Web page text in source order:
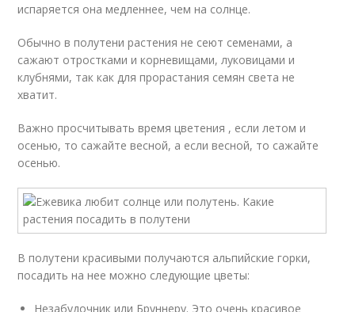
испаряется она медленнее, чем на солнце.
Обычно в полутени растения не сеют семенами, а
сажают отростками и корневищами, луковицами и
клубнями, так как для прорастания семян света не
хватит.
Важно просчитывать время цветения , если летом и
осенью, то сажайте весной, а если весной, то сажайте
осенью.
В полутени красивыми получаются альпийские горки,
посадить на нее можно следующие цветы:
Незабудочник или Бруннеру. Это очень красивое